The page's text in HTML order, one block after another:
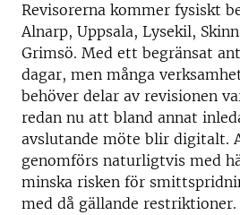
Revisorerna kommer fysiskt
Alnarp, Uppsala, Lysekil,
Grimsö. Med ett begränsat
dagar, men många
behöver delar av revisionen
redan nu att bland annat
avslutande möte blir digitalt.
genomförs naturligtvis med
minska risken för
med då gällande